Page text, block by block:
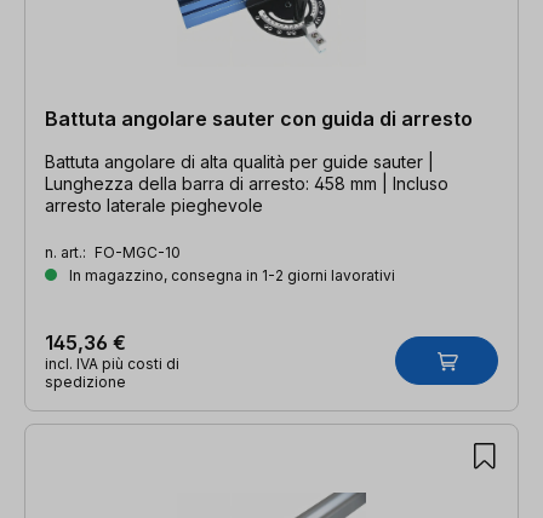
Battuta angolare sauter con guida di arresto
Battuta angolare di alta qualità per guide sauter |
Lunghezza della barra di arresto: 458 mm | Incluso
arresto laterale pieghevole
n. art.: FO-MGC-10
In magazzino, consegna in 1-2 giorni lavorativi
145,36 €
incl. IVA più costi di
spedizione